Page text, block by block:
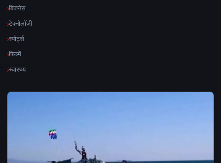
बिजनेस
टेक्नोलॉजी
स्पोर्ट्स
फिल्में
स्वास्थ्य